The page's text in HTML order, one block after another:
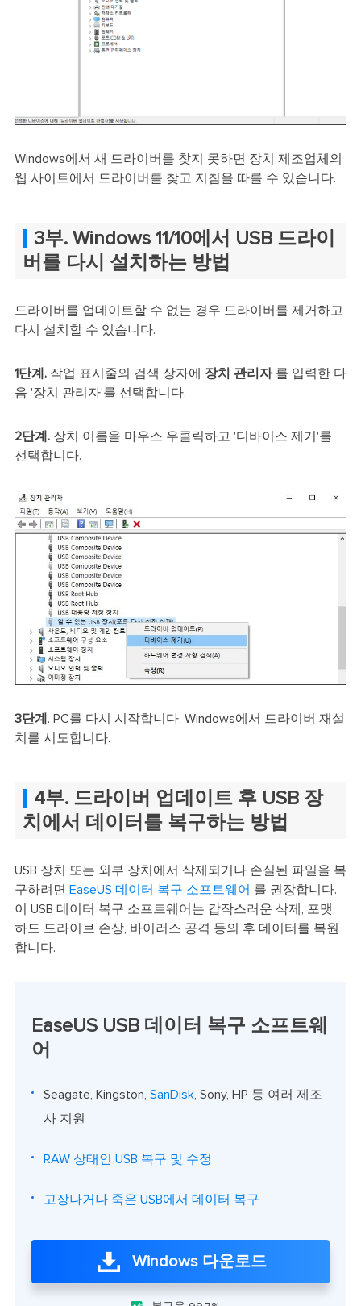
Windows에서 새 드라이버를 찾지 못하면 장치 제조업체의
웹 사이트에서 드라이버를 찾고 지침을 따를 수 있습니다.
3부. Windows 11/10에서 USB 드라이
버를 다시 설치하는 방법
드라이버를 업데이트할 수 없는 경우 드라이버를 제거하고
다시 설치할 수 있습니다.
1단계.작업 표시줄의 검색 상자에 장치 관리자를 입력한 다
음 '장치 관리자'를 선택합니다.
2단계.장치 이름을 마우스 우클릭하고 '디바이스 제거'를
선택합니다.
3단계 . PC를 다시 시작합니다. Windows에서 드라이버 재설
치를 시도합니다.
4부. 드라이버 업데이트 후 USB 장
치에서 데이터를 복구하는 방법
USB 장치 또는 외부 장치에서 삭제되거나 손실된 파일을 복
구하려면 EaseUS 데이터 복구 소프트웨어 를 권장합니다.
이 USB 데이터 복구 소프트웨어는 갑작스러운 삭제, 포맷,
하드 드라이브 손상, 바이러스 공격 등의 후 데이터를 복원
합니다.
EaseUS USB 데이터 복구 소프트웨
어
Seagate, Kingston, SanDisk, Sony, HP 등 여러 제조
사 지원
RAW 상태인 USB 복구 및 수정
고장나거나 죽은 USB에서 데이터 복구
Windows 다운로드